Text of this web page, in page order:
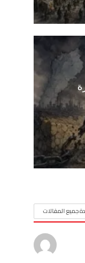
جميع المقالات